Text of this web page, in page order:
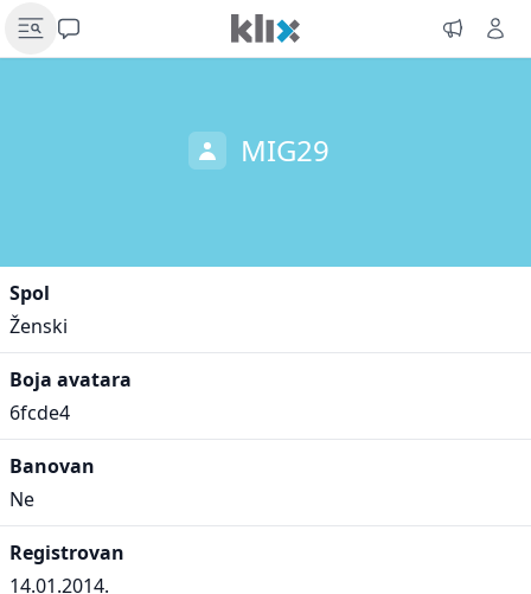
MIG29
Spol
Ženski
Boja avatara
6fcde4
Banovan
Ne
Registrovan
14.01.2014.